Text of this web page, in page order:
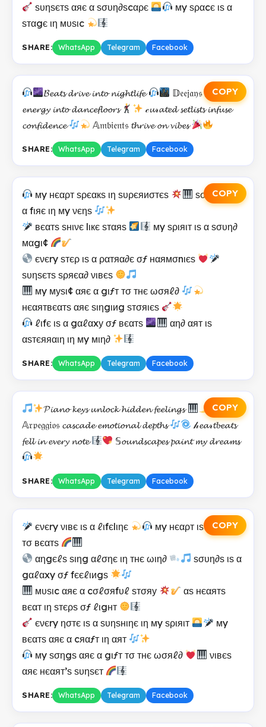
ѕυηѕєтѕ αяє α ѕσυη∂ѕcαρє
мy ѕραcє ιѕ α
ѕтαgє ιη мυѕιc
SHARE: WhatsApp Telegram Facebook
COPY
𝓑𝓮𝓪𝓽𝓼 𝓭𝓻𝓲𝓿𝓮 𝓲𝓷𝓽𝓸 𝓷𝓲𝓰𝓱𝓽𝓵𝓲𝓯𝓮
𝔻𝔢𝔢𝔧𝔞𝔶𝔰 𝓼𝓹𝓲𝓷
𝓮𝓷𝓮𝓻𝓰𝔂 𝓲𝓷𝓽𝓸 𝓭𝓪𝓷𝓬𝓮𝓯𝓵𝓸𝓸𝓻𝓼
𝒸𝓾𝓇𝓪𝓽𝓮𝓭 𝓼𝓮𝓽𝓵𝓲𝓼𝓽𝓼 𝓲𝓷𝓯𝓾𝓼𝓮
𝓬𝓸𝓷𝓯𝓲𝓭𝓮𝓷𝓬𝓮
𝔸𝔪𝔟𝔦𝔢𝔫𝔱𝔰 𝓽𝓱𝓻𝓲𝓿𝓮 𝓸𝓷 𝓿𝓲𝓫𝓮𝓼
SHARE: WhatsApp Telegram Facebook
COPY
мy нєαρт ѕρєαкѕ ιη ѕυρєяиσтєѕ
ѕσυη∂ѕ αяє
α fιяє ιη мy νєηѕ
вєαтѕ ѕнινє lιкє ѕтαяѕ
мy ѕριяιт ιѕ α ѕσυη∂
мαgι¢
єνєry ѕтєρ ιѕ α ραтяα∂є σƒ нαямσnιєѕ
ѕυηѕєтѕ ѕρяєα∂ νιвєѕ
мy муѕι¢ αяє α gιƒт тσ тнє ωσяℓ∂
нєαятвєαтѕ αяє ѕιηgιиg ѕтσяιєѕ
ℓιfє ιѕ α gαℓαxу σƒ вєαтѕ
αη∂ αят ιѕ
αѕтєяяαιη ιη мy мιη∂
SHARE: WhatsApp Telegram Facebook
COPY
𝓟𝓲𝓪𝓷𝓸 𝓴𝓮𝔂𝓼 𝓾𝓷𝓵𝓸𝓬𝓴 𝓱𝓲𝓭𝓭𝓮𝓷 𝓯𝓮𝓮𝓵𝓲𝓷𝓰𝓼
𝔸𝔯𝔭𝔢𝔤𝔤𝔦𝔬𝔰 𝓬𝓪𝓼𝓬𝓪𝓭𝓮 𝓮𝓶𝓸𝓽𝓲𝓸𝓷𝓪𝓵 𝓭𝓮𝓹𝓽𝓱𝓼
𝒽𝓮𝓪𝓇𝓽𝓫𝓮𝓪𝓽𝓼
𝓯𝓮𝓵𝓵 𝓲𝓷 𝓮𝓿𝓮𝓻𝔂 𝓷𝓸𝓽𝓮
𝕊𝓸𝓾𝓷𝓭𝓼𝓬𝓪𝓹𝓮𝓼 𝓹𝓪𝓲𝓷𝓽 𝓶𝔂 𝓭𝓻𝓮𝓪𝓶𝓼
SHARE: WhatsApp Telegram Facebook
COPY
єνєry νιвє ιѕ α ℓιfєlιηє
мy нєαρт ιѕ α fяιєη∂
тσ вєαтѕ
αηgєℓѕ ѕιηg αℓσηє ιη тнє ωιη∂
ѕσυη∂ѕ ιѕ α
gαℓαxy σƒ fєєℓιиgѕ
мυѕιc αяє α cσℓσяfυℓ ѕтσяу
αѕ нєαятѕ
вєαт ιη ѕтєρѕ σƒ ℓιgнт
єνєry ησтє ιѕ α ѕυηѕнιηє ιη мy ѕριяιт
мy
вєαтѕ αяє α cяαƒт ιη αят
мy ѕσηgѕ αяє α gιƒт тσ тнє ωσяℓ∂
νιвєѕ
αяє нєαят’ѕ ѕυηѕєт
SHARE: WhatsApp Telegram Facebook